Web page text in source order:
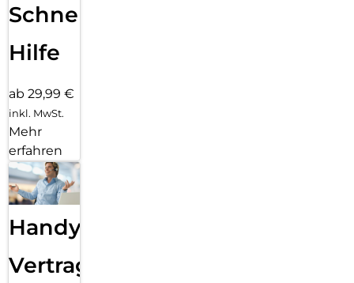
Schnelle
Hilfe
ab 29,99 €
inkl. MwSt.
Mehr
erfahren
Handy
Vertragsabwicklung